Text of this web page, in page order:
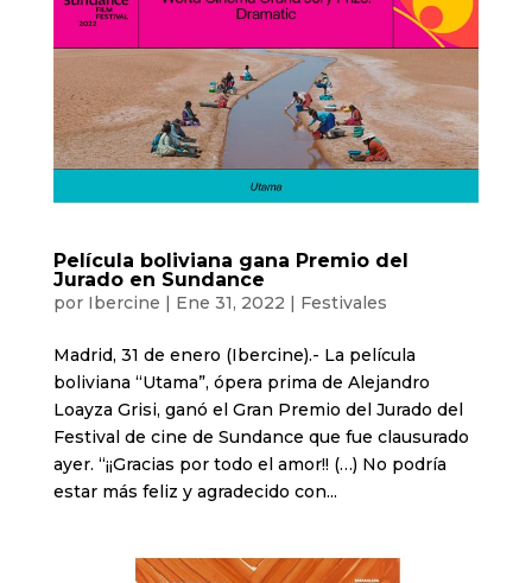
Película boliviana gana Premio del
Jurado en Sundance
por Ibercine | Ene 31, 2022 | Festivales
Madrid, 31 de enero (Ibercine).- La película
boliviana “Utama”, ópera prima de Alejandro
Loayza Grisi, ganó el Gran Premio del Jurado del
Festival de cine de Sundance que fue clausurado
ayer. “¡¡Gracias por todo el amor!! (…) No podría
estar más feliz y agradecido con...